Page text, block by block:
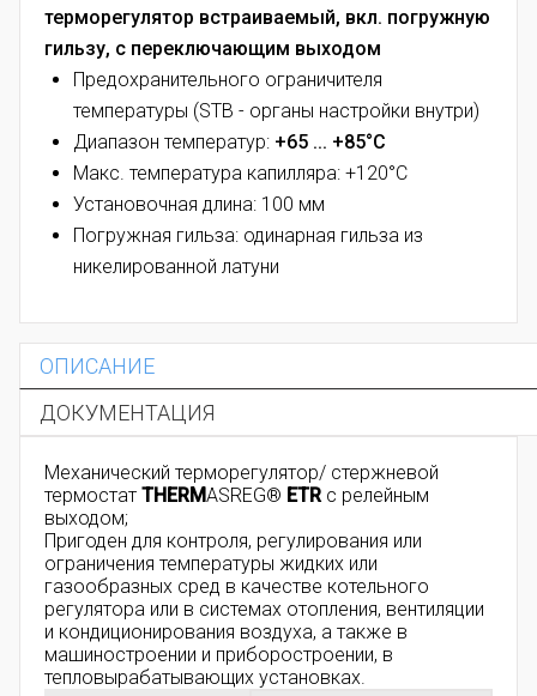
терморегулятор встраиваемый, вкл. погружную
гильзу, с переключающим выходом
Предохранительного ограничителя
температуры (STB - органы настройки внутри)
Диапазон температур: +65 ... +85°C
Макс. температура капилляра: +120°C
Установочная длина: 100 мм
Погружная гильза: одинарная гильза из
никелированной латуни
ОПИСАНИЕ
ДОКУМЕНТАЦИЯ
Механический терморегулятор/ стержневой
термостат THERMASREG® ETRс релейным
выходом;
Пригоден для контроля, регулирования или
ограничения температуры жидких или
газообразных сред в качестве котельного
регулятора или в системах отопления, вентиляции
и кондиционирования воздуха, а также в
машиностроении и приборостроении, в
тепловырабатывающих установках.